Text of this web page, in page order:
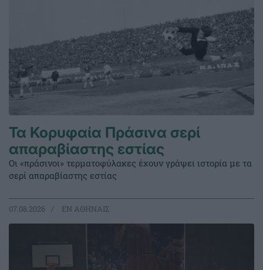
Τα Κορυφαία Πράσινα σερί
απαραβίαστης εστίας
Οι «πράσινοι» τερματοφύλακες έχουν γράψει ιστορία με τα
σερί απαραβίαστης εστίας
07.08.2026 EΝ ΑΘΗΝΑΙΣ